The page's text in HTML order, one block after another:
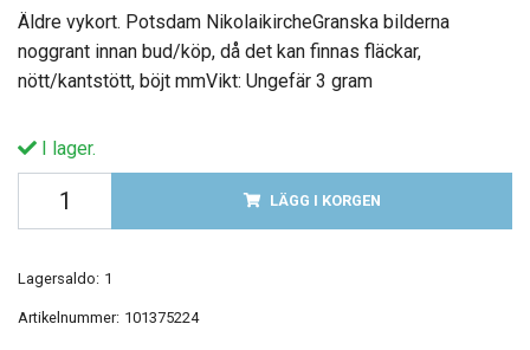
Äldre vykort. Potsdam NikolaikircheGranska bilderna
noggrant innan bud/köp, då det kan finnas fläckar,
nött/kantstött, böjt mmVikt: Ungefär 3 gram
I lager.
LÄGG I KORGEN
Lagersaldo: 1
Artikelnummer: 101375224